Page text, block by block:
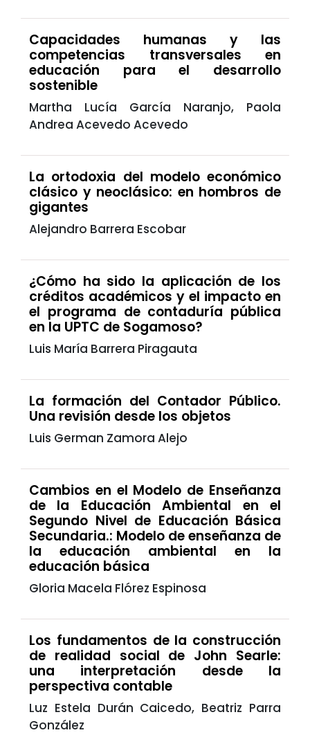
Capacidades humanas y las
competencias transversales en
educación para el desarrollo
sostenible
Martha Lucía García Naranjo, Paola
Andrea Acevedo Acevedo
La ortodoxia del modelo económico
clásico y neoclásico: en hombros de
gigantes
Alejandro Barrera Escobar
¿Cómo ha sido la aplicación de los
créditos académicos y el impacto en
el programa de contaduría pública
en la UPTC de Sogamoso?
Luis María Barrera Piragauta
La formación del Contador Público.
Una revisión desde los objetos
Luis German Zamora Alejo
Cambios en el Modelo de Enseñanza
de la Educación Ambiental en el
Segundo Nivel de Educación Básica
Secundaria.: Modelo de enseñanza de
la educación ambiental en la
educación básica
Gloria Macela Flórez Espinosa
Los fundamentos de la construcción
de realidad social de John Searle:
una interpretación desde la
perspectiva contable
Luz Estela Durán Caicedo, Beatriz Parra
González